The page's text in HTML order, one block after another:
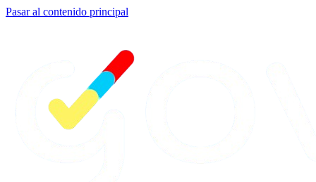
Pasar al contenido principal